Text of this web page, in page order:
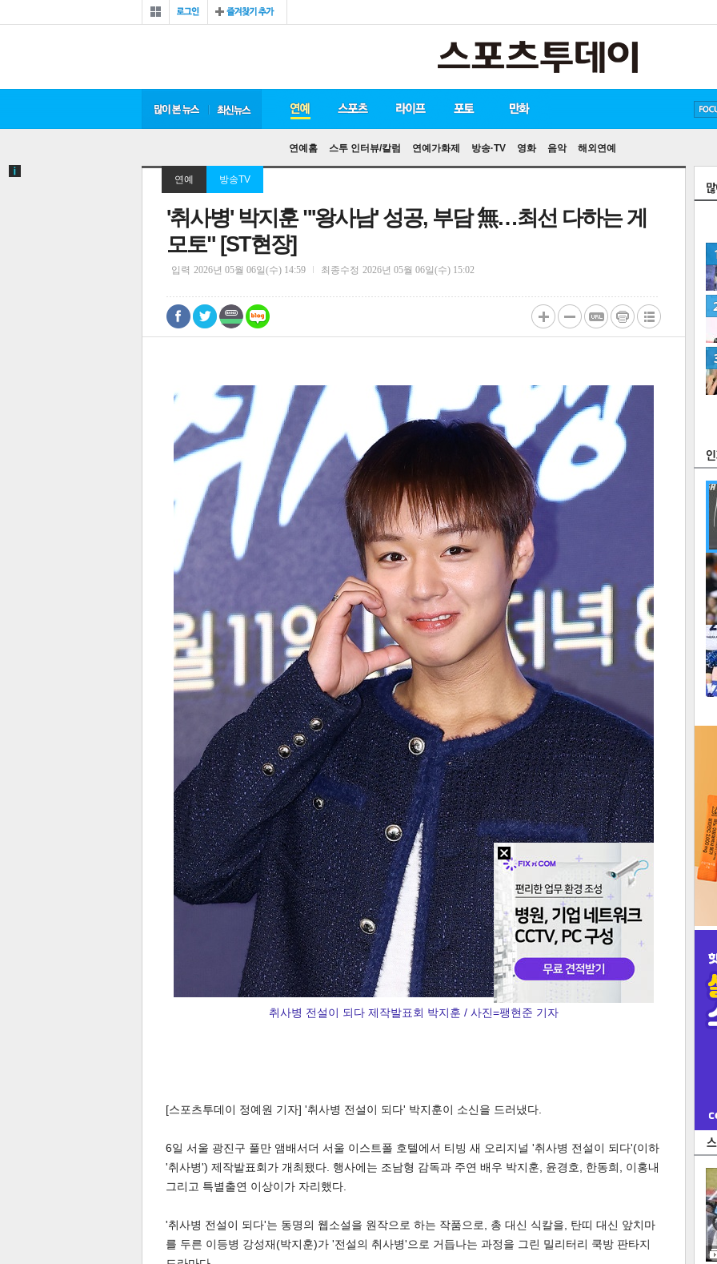
즐겨찾기
최신 뉴스 연예
연예홈 스투 인터뷰/칼럼 연예가화제 방송·TV 영화 음악 해외연예
스포츠 라이프 포토
만화
연예 방송TV
'취사병' 박지훈 "'왕사남' 성공, 부담 無…최선 다하는 게
모토" [ST현장]
입력 2026년 05월 06일(수) 14:59 최종수정 2026년 05월 06일(수) 15:02
네이
0
텍스 텍스 url 복 인쇄
취사병 전설이 되다 제작발표회 박지훈 / 사진=팽현준 기자
[스포츠투데이 정예원 기자] '취사병 전설이 되다' 박지훈이 소신을 드러냈다.
6일 서울 광진구 풀만 앰배서더 서울 이스트폴 호텔에서 티빙 새 오리지널 '취사병 전설이 되다'(이하
'취사병') 제작발표회가 개최됐다. 행사에는 조남형 감독과 주연 배우 박지훈, 윤경호, 한동희, 이홍내
그리고 특별출연 이상이가 자리했다.
'취사병 전설이 되다'는 동명의 웹소설을 원작으로 하는 작품으로, 총 대신 식칼을, 탄띠 대신 앞치마
를 두른 이등병 강성재(박지훈)가 '전설의 취사병'으로 거듭나는 과정을 그린 밀리터리 쿡방 판타지
연예
2